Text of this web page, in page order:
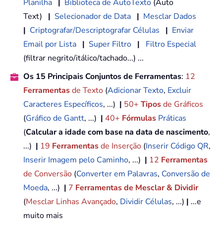
Planilha Biblioteca de AutoTexto (Auto
Text) | Selecionador de Data | Mesclar Dados
| Criptografar/Descriptografar Células | Enviar
Email por Lista | Super Filtro |
Filtro Especial
(filtrar negrito/itálico/tachado...) ...
Os 15 Principais Conjuntos de Ferramentas: 12
Ferramentasde Texto (Adicionar Texto, Excluir
Caracteres Específicos, ...) | 50+ Tiposde Gráficos
(Gráfico de Gantt, ...) | 40+ Fórmulas Práticas
(Calcular a idade com base na data de nascimento,
...) | 19 Ferramentasde Inserção (Inserir Código QR,
Inserir Imagem pelo Caminho, ...) | 12 Ferramentas
de Conversão (Converter em Palavras, Conversão de
Moeda, ...) | 7 Ferramentas de Mesclar & Dividir
(Mesclar Linhas Avançado, Dividir Células, ...) | ...e
muito mais